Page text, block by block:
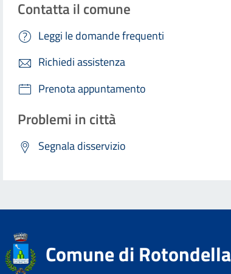
Contatta il comune
Leggi le domande frequenti
Richiedi assistenza
Prenota appuntamento
Problemi in città
Segnala disservizio
Comune di Rotondella